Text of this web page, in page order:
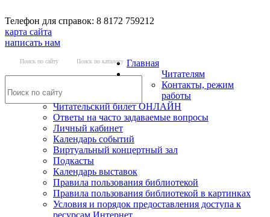
Телефон для справок: 8 8172 759212
карта сайта
написать нам
Поиск по сайту Поиск по каталогу Главная
Читателям
Контакты, режим
работы
Читательский билет ОНЛАЙН
Ответы на часто задаваемые вопросы
Личный кабинет
Календарь событий
Виртуальный концертный зал
Подкасты
Календарь выставок
Правила пользования библиотекой
Правила пользования библиотекой в картинках
Условия и порядок предоставления доступа к
ресурсам Интернет